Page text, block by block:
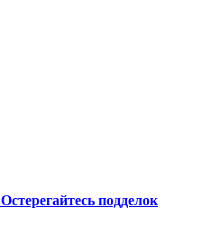
Остерегайтесь подделок